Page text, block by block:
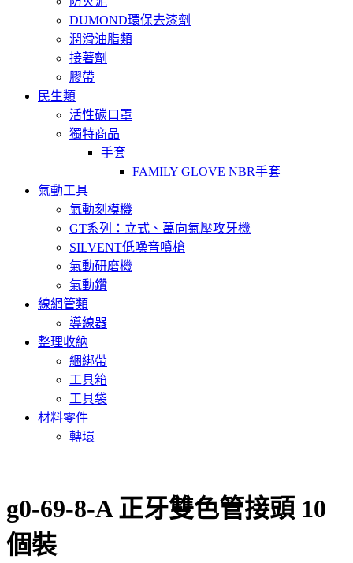
DUMOND環保去漆劑
潤滑油脂類
接著劑
膠帶
民生類
活性碳口罩
獨特商品
手套
FAMILY GLOVE NBR手套
氣動工具
氣動刻模機
GT系列：立式、萬向氣壓攻牙機
SILVENT低噪音噴槍
氣動研磨機
氣動鑽
線網管類
導線器
整理收納
綑綁帶
工具箱
工具袋
材料零件
轉環
g0-69-8-A 正牙雙色管接頭 10
個裝